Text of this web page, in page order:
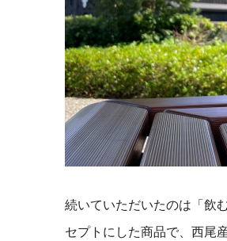
続いていただいたのは「飲
セプトにした商品で、西尾